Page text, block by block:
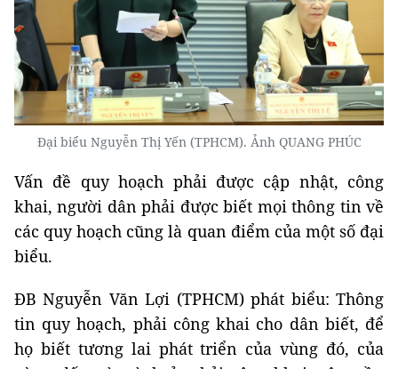
Đại biểu Nguyễn Thị Yến (TPHCM). Ảnh QUANG PHÚC
Vấn đề quy hoạch phải được cập nhật, công
khai, người dân phải được biết mọi thông tin về
các quy hoạch cũng là quan điểm của một số đại
biểu.
ĐB Nguyễn Văn Lợi (TPHCM) phát biểu: Thông
tin quy hoạch, phải công khai cho dân biết, để
họ biết tương lai phát triển của vùng đó, của